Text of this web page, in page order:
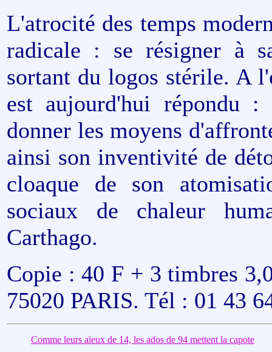
L'atrocité des temps
radicale : se résigner à
sortant du logos stérile. A
est aujourd'hui répondu
donner les moyens
ainsi son inventivité de
cloaque de son
sociaux de chaleur
Carthago.
Copie : 40 F + 3 timbres
75020 PARIS. Tél : 01 43
Comme leurs aïeux de 14, les ados de 94 mettent la capote